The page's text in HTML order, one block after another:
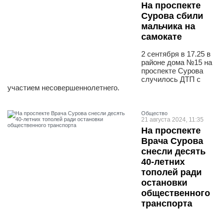
На проспекте
Сурова сбили
мальчика на
самокате
2 сентября в 17.25 в
районе дома №15 на
проспекте Сурова
случилось ДТП с
участием несовершеннолетнего.
Общество
21 августа 2024, 11:35
На проспекте
Врача Сурова
снесли десять
40-летних
тополей ради
остановки
общественного
транспорта